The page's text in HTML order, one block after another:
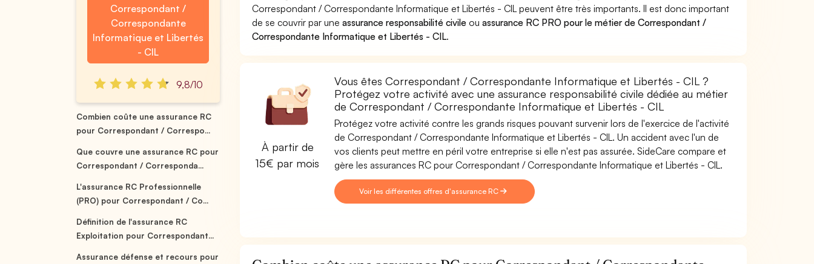
Correspondant /
Correspondante
Informatique et Libertés
- CIL
9,8/10
Combien coûte une assurance RC
pour Correspondant / Correspo...
Que couvre une assurance RC pour
Correspondant / Corresponda...
L'assurance RC Professionnelle
(PRO) pour Correspondant / Co...
Définition de l'assurance RC
Exploitation pour Correspondant...
Assurance défense et recours pour
Correspondant / Correspondante Informatique et Libertés - CIL peuvent être très importants. Il est donc important
de se couvrir par uneassurance responsabilité civile ouassurance RC PRO pour le métier de Correspondant /
Correspondante Informatique et Libertés - CIL.
À partir de
15€ par mois
Vous êtes Correspondant / Correspondante Informatique et Libertés - CIL ?
Protégez votre activité avec une assurance responsabilité civile dédiée au métier
de Correspondant / Correspondante Informatique et Libertés - CIL
Protégez votre activité contre les grands risques pouvant survenir lors de l'exercice de l'activité
de Correspondant / Correspondante Informatique et Libertés - CIL. Un accident avec l'un de
vos clients peut mettre en péril votre entreprise si elle n'est pas assurée. SideCare compare et
gère les assurances RC pour Correspondant / Correspondante Informatique et Libertés - CIL.
Voir les différentes offres d'assurance RC